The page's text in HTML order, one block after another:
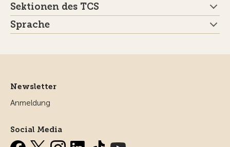
Sektionen des TCS
Sprache
Newsletter
Anmeldung
Social Media